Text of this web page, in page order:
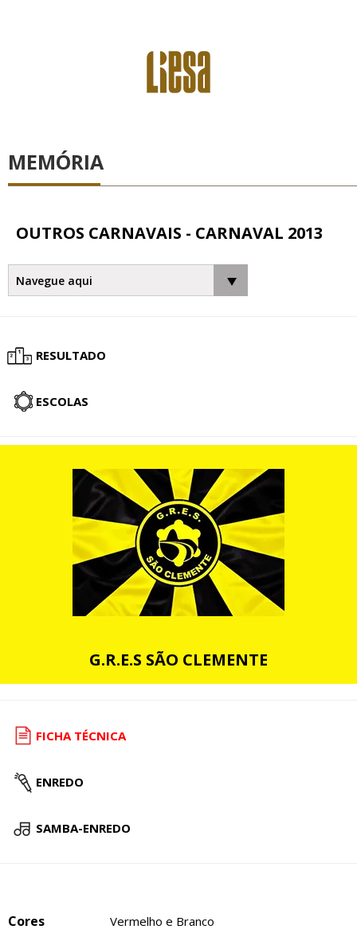
MEMÓRIA
OUTROS CARNAVAIS - CARNAVAL 2013
RESULTADO
ESCOLAS
G.R.E.S SÃO CLEMENTE
FICHA TÉCNICA
ENREDO
SAMBA-ENREDO
Cores Vermelho e Branco